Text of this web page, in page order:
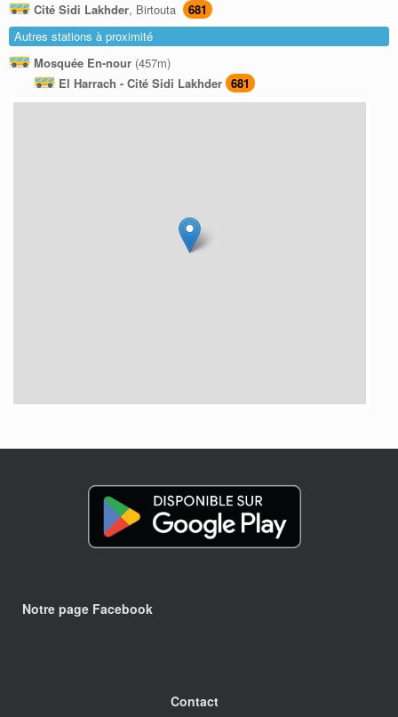
Cité Sidi Lakhder, Birtouta
681
Autres stations à proximité
Mosquée En-nour (457m)
El Harrach - Cité Sidi Lakhder 681
Notre page Facebook
Contact